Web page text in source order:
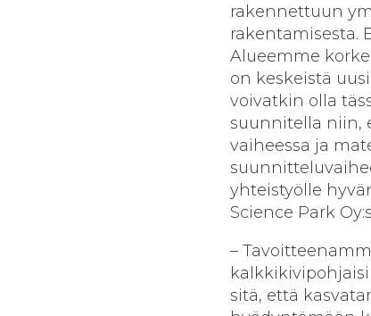
rakennettuun
rakentamisesta.
Alueemme
on keskeistä
voivatkin olla
suunnitella niin,
vaiheessa ja
yhteistyölle
Science Park
–
sitä, että